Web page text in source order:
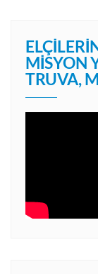
MISYON
TRUVA,